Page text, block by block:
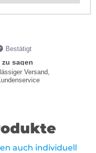
Bestätigt
sagen
Versand,
auch individuell